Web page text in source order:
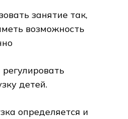
занятие так,
возможность
детей.
определяется и